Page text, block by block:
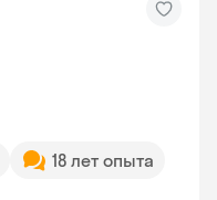
18 лет опыта